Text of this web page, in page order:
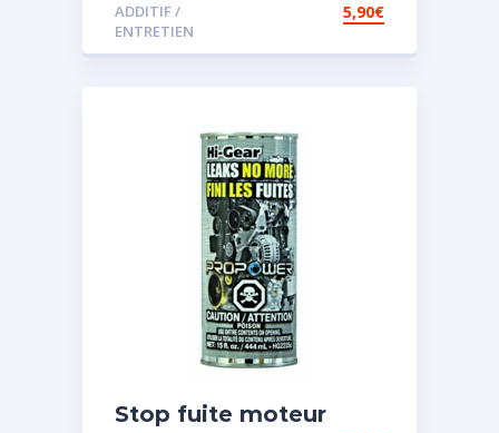
ADDITIF /
ENTRETIEN
5,90€
Stop fuite moteur